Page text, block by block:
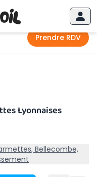
Prendre RDV
Lyonnaises
Bellecombe,